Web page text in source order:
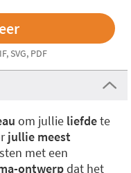
SVG, PDF
om jullie liefdete
jullie meest
met een
ontwerpdat het